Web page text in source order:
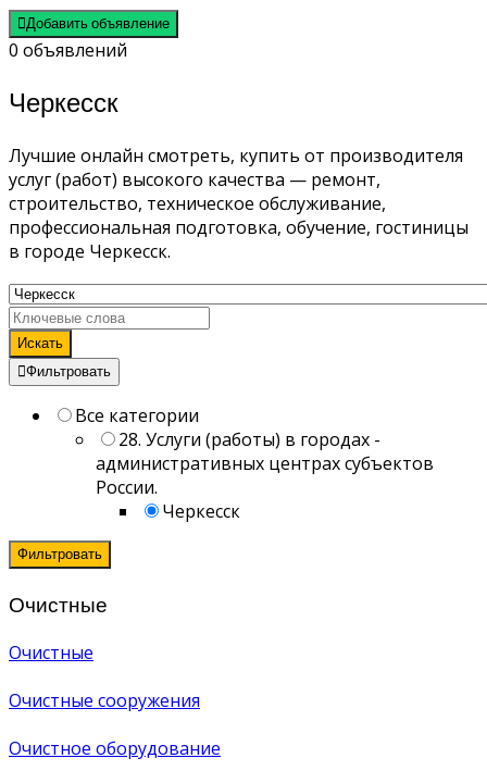
Добавить объявление
0 объявлений
Черкесск
Лучшие онлайн смотреть, купить от производителя
услуг (работ) высокого качества — ремонт,
строительство, техническое обслуживание,
профессиональная подготовка, обучение, гостиницы
в городе Черкесск.
Искать
Фильтровать
Все категории
28. Услуги (работы) в городах -
административных центрах субъектов
России.
Черкесск
Фильтровать
Очистные
Очистные
Очистные сооружения
Очистное оборудование